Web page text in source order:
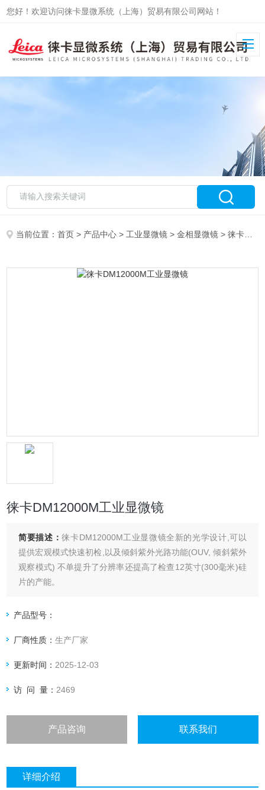
您好！欢迎访问徕卡显微系统（上海）贸易有限公司网站！
当前位置：首页 > 产品中心 > 工业显微镜 >金相显微镜 > 徕卡DM12000M工业显微镜
徕卡DM12000M工业显微镜
简要描述：徕卡DM12000M工业显微镜全新的光学设计,可以
提供宏观模式快速初检,以及倾斜紫外光路功能(OUV, 倾斜紫外
观察模式) 不单提升了分辨率还提高了检查12英寸(300毫米)硅
片的产能。
产品型号：
厂商性质：生产厂家
更新时间： 2025-12-03
访 问 量： 2469
产品咨询 联系我们
详细介绍